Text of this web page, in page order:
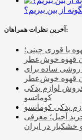
از بین ببریم؟
آخرین نظرات همراهان:
با قوری چینی؛
قهوه خوش‌عطر
روشی ساده برای
قهوه خوش‌عطر
لوازم یدکی
کوماتسو
یدکی کوماتسو
آجیل؛ معرفی